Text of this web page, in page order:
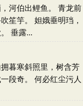
河伯出鲤鱼。 青龙前
笙竽。 妲娥垂明珰，
垂露...
暮寒斜照里，树含芳
段奇。 何必红尘污人